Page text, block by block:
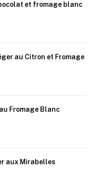
et fromage blanc
au Citron et Fromage
Fromage Blanc
aux Mirabelles